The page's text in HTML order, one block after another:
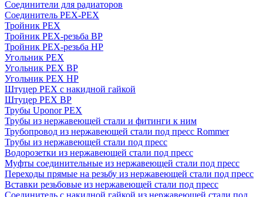
Соединители для радиаторов
Соединитель PEX-PEX
Тройник PEX
Тройник PEX-резьба ВР
Тройник PEX-резьба НР
Угольник PEX
Угольник PEX ВР
Угольник PEX НР
Штуцер PEX c накидной гайкой
Штуцер PEX ВР
Трубы Uponor PEX
Трубы из нержавеющей стали и фитинги к ним
Трубопровод из нержавеющей стали под пресс Rommer
Трубы из нержавеющей стали под пресс
Водорозетки из нержавеющей стали под пресс
Муфты соединительные из нержавеющей стали под пресс
Переходы прямые на резьбу из нержавеющей стали под пресс
Вставки резьбовые из нержавеющей стали под пресс
Соединитель с накидной гайкой из нержавеющей стали под